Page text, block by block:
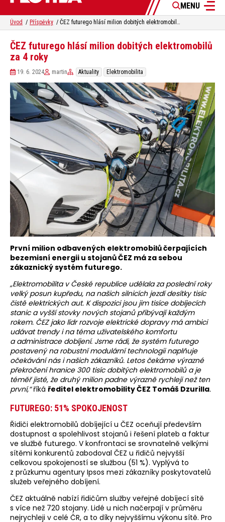
MENU
Úvod Příspěvky ČEZ futurego hlásí milion dobitých elektromobilů za 4 roky
ČEZ futurego hlásí milion dobitých elektromobilů
za 4 roky
19. 6. 2024 martin Aktuality Elektromobilita
První milion odbavených elektromobilů čerpajících
bezemisní energii u stojanů ČEZ má za sebou
zákaznický systém futurego.
„Elektromobilita v České republice udělala za poslední roky
velký posun kupředu, na našich silnicích jezdí desítky tisíc
čistě elektrických aut. K dispozici jsou jim tisíce dobíjecích
stanic a vyšší stovky nových stojanů přibývají každým
rokem. ČEZ jako lídr rozvoje elektrické dopravy má ambici
udávat trendy i na téma uživatelského komfortu
a administrace dobíjení. Jsme rádi, že systém futurego
postavený na robustní modulární technologii naplňuje
očekávání nás i našich zákazníků. Letos čekáme výrazné
překročení hranice 300 tisíc dobitých elektromobilů a je
téměř jisté, že druhý milion padne výrazně rychleji než ten
první,“říká ředitel elektromobility ČEZ Tomáš Dzurilla.
FUTUREGO: 51% SPOKOJENOST
Řidiči elektromobilů dobíjející u ČEZ oceňují především
dostupnost a spolehlivost stojanů i řešení plateb a faktur
ve službě futurego. V konfrontaci se srovnatelně velkými
sítěmi konkurentů zabodoval ČEZ u řidičů nejvyšší
celkovou spokojeností se službou (51 %). Vyplývá to
z průzkumu agentury Ipsos mezi zákazníky poskytovatelů
služeb veřejného dobíjení.
ČEZ aktuálně nabízí řidičům služby veřejné dobíjecí sítě
s více než 720 stojany. Lidé u nich načerpají v průměru
nejrychleji v celé ČR, a to díky nejvyššímu výkonu sítě. Pro